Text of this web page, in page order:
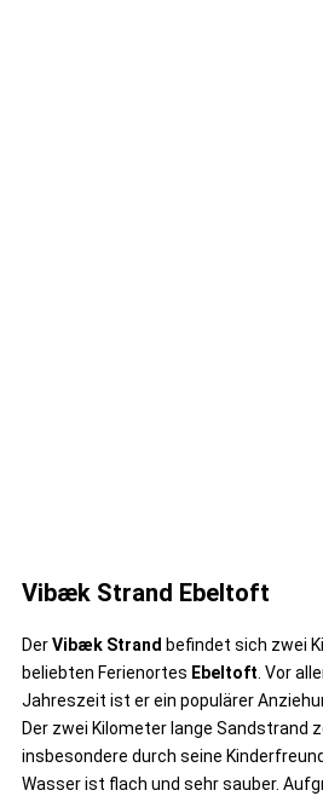
Vibæk Strand Ebeltoft
DerVibæk Strand befindet sich zwei
beliebten Ferienortes Ebeltoft . Vor
Jahreszeit ist er ein populärer
Der zwei Kilometer lange Sandstrand
insbesondere durch seine
Wasser ist flach und sehr sauber.